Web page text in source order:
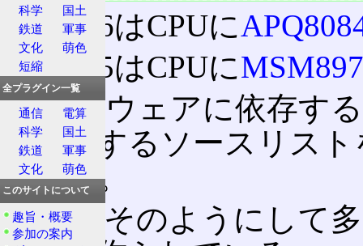
Nexus 6はCPUに
Nexus 5はCPUに
ハードウェアに依存す
に対応するソースリス
である。
実際、そのようにして
科学
国土
鉄道
軍事
文化
萌色
短縮
全プラグイン一覧
通信
電算
科学
国土
鉄道
軍事
文化
萌色
このサイトについて
趣旨・概要
参加の案内